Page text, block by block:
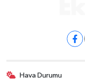
Hava Durumu